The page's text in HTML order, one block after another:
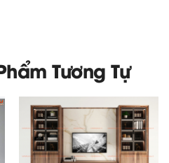
3,00 md 500.000
Tương Tự